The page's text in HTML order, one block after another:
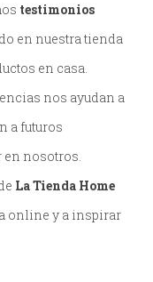
testimonios
en nuestra tienda
en casa.
nos ayudan a
a futuros
en nosotros.
La Tienda Home
online y a inspirar